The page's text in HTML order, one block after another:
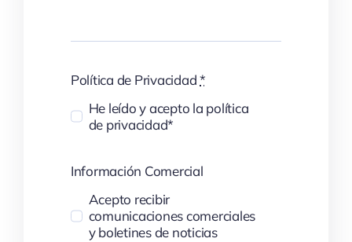
Política de Privacidad*
He leído y acepto la política
de privacidad*
Información Comercial
Acepto recibir
comunicaciones comerciales
y boletines de noticias